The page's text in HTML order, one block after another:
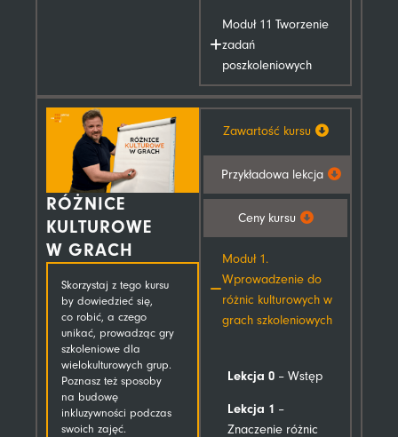
Moduł 11 Tworzenie
zadań
poszkoleniowych
RÓŻNICE
KULTUROWE
W GRACH
Skorzystaj z tego kursu
by dowiedzieć się,
co robić, a czego
unikać, prowadząc gry
szkoleniowe dla
wielokulturowych grup.
Poznasz też sposoby
na budowę
inkluzywności podczas
swoich zajęć.
Zawartość kursu
Przykładowa lekcja
Ceny kursu
Moduł 1.
Wprowadzenie do
różnic kulturowych w
grach szkoleniowych
Lekcja 0 – Wstęp
Lekcja 1 –
Znaczenie różnic